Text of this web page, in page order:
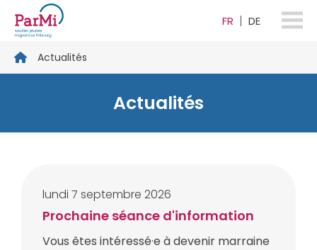
FR DE
fribourg.ch
Actualités
Actualités
lundi 7 septembre 2026
Prochaine séance d'information
Vous êtes intéressé·e à devenir marraine